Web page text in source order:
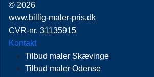
© 2026
www.billig-maler-pris.dk
CVR-nr. 31135915
Kontakt
Tilbud maler Skævinge
Tilbud maler Odense